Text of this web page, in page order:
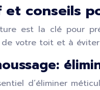
conseils
est la clé pour
votre toit et à
d’éliminer